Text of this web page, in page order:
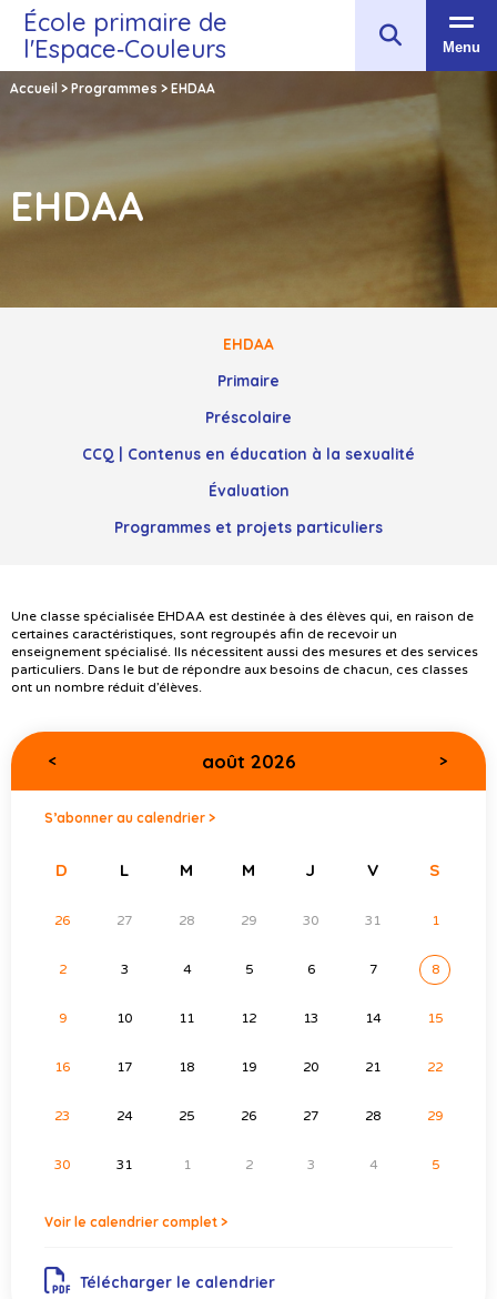
École primaire de
l'Espace‑Couleurs
Menu
Accueil > Programmes > EHDAA
EHDAA
EHDAA
Primaire
Préscolaire
CCQ | Contenus en éducation à la sexualité
Évaluation
Programmes et projets particuliers
Une classe spécialisée EHDAA est destinée à des élèves qui, en raison de
certaines caractéristiques, sont regroupés afin de recevoir un
enseignement spécialisé. Ils nécessitent aussi des mesures et des services
particuliers. Dans le but de répondre aux besoins de chacun, ces classes
ont un nombre réduit d’élèves.
< août 2026 >
S’abonner au calendrier >
D L M M J V S
26 27 28 29 30 31 1
2 3 4 5 6 7 8
9 10 11 12 13 14 15
16 17 18 19 20 21 22
23 24 25 26 27 28 29
30 31 1 2 3 4 5
Voir le calendrier complet >
Télécharger le calendrier